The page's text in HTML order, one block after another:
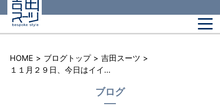
HOME > ブログトップ > 吉田スーツ >
１１月２９日、今日はイイ肉の日だけじゃない！
ブログ